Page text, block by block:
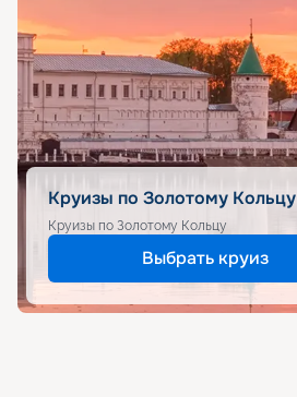
Круизы по Золотому Кольцу
Круизы по Золотому Кольцу
Выбрать круиз